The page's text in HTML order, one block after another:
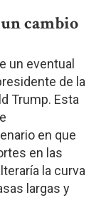
cambio
un eventual
de la
Trump. Esta
en que
en las
la curva
largas y